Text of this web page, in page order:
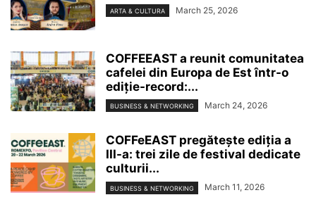
ARTA & CULTURA March 25, 2026
COFFEEAST a reunit comunitatea
cafelei din Europa de Est într-o
ediție-record:...
BUSINESS & NETWORKING March 24, 2026
COFFeEAST pregătește ediția a
III-a: trei zile de festival dedicate
culturii...
BUSINESS & NETWORKING March 11, 2026